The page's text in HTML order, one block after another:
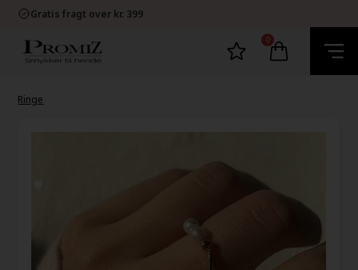
Gratis fragt over kr. 399
60 dage bytte og retur
E-mærket Dansk Webshop
60 dage bytte og retur
0
Ringe